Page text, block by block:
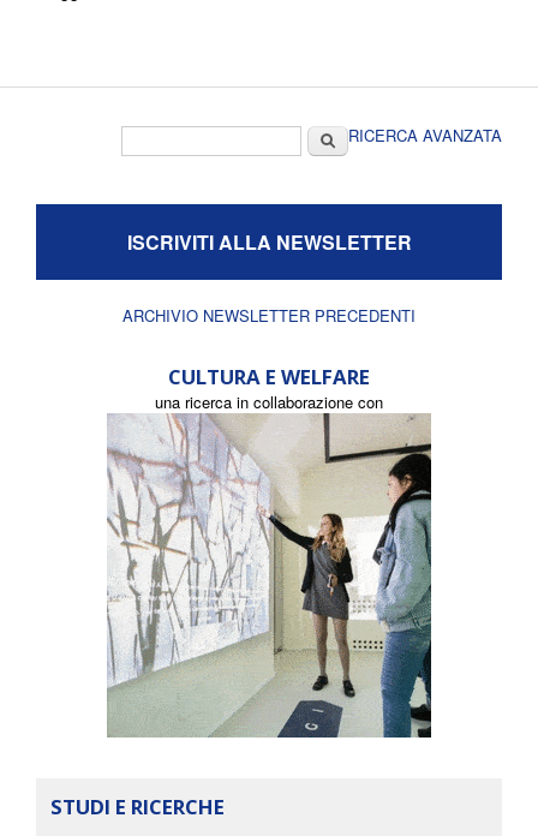
CercaRICERCA AVANZATA
ISCRIVITI ALLA NEWSLETTER
ARCHIVIO NEWSLETTER PRECEDENTI
CULTURA E WELFARE
una ricerca in collaborazione con
STUDI E RICERCHE